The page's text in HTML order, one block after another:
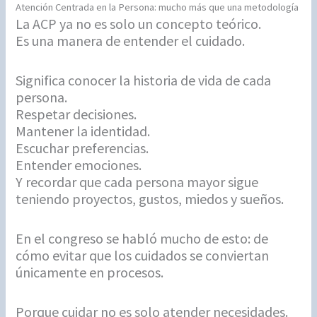
Atención Centrada en la Persona: mucho más que una metodología
La ACP ya no es solo un concepto teórico.
Es una manera de entender el cuidado.
Significa conocer la historia de vida de cada
persona.
Respetar decisiones.
Mantener la identidad.
Escuchar preferencias.
Entender emociones.
Y recordar que cada persona mayor sigue
teniendo proyectos, gustos, miedos y sueños.
En el congreso se habló mucho de esto: de
cómo evitar que los cuidados se conviertan
únicamente en procesos.
Porque cuidar no es solo atender necesidades.